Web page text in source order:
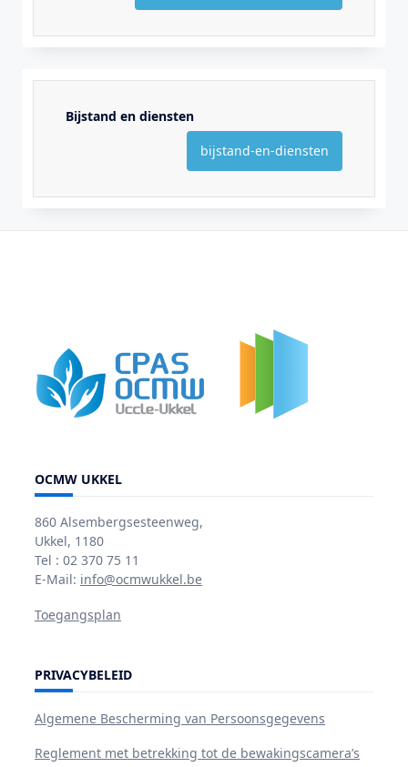
Bijstand en diensten
bijstand-en-diensten
OCMW UKKEL
860 Alsembergsesteenweg,
Ukkel, 1180
Tel : 02 370 75 11
E-Mail: info@ocmwukkel.be
Toegangsplan
PRIVACYBELEID
Algemene Bescherming van Persoonsgegevens
Reglement met betrekking tot de bewakingscamera’s